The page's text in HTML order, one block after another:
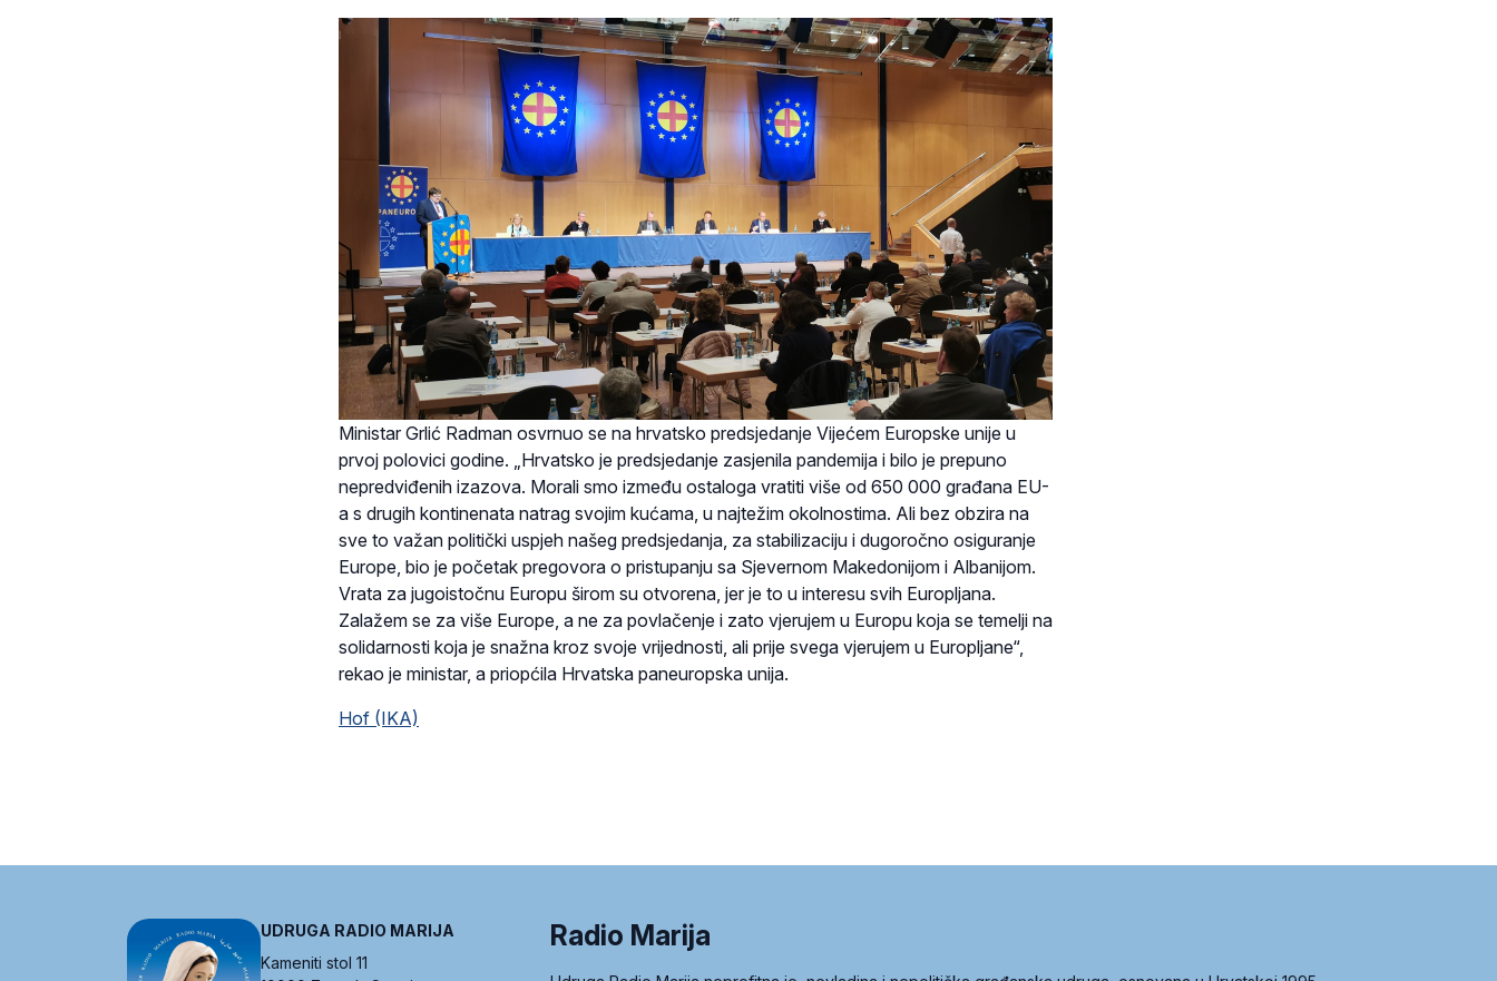
Ministar Grlić Radman osvrnuo se na hrvatsko predsjedanje Vijećem Europske unije u
prvoj polovici godine. „Hrvatsko je predsjedanje zasjenila pandemija i bilo je prepuno
nepredviđenih izazova. Morali smo između ostaloga vratiti više od 650 000 građana EU-
a s drugih kontinenata natrag svojim kućama, u najtežim okolnostima. Ali bez obzira na
sve to važan politički uspjeh našeg predsjedanja, za stabilizaciju i dugoročno osiguranje
Europe, bio je početak pregovora o pristupanju sa Sjevernom Makedonijom i Albanijom.
Vrata za jugoistočnu Europu širom su otvorena, jer je to u interesu svih Europljana.
Zalažem se za više Europe, a ne za povlačenje i zato vjerujem u Europu koja se temelji na
solidarnosti koja je snažna kroz svoje vrijednosti, ali prije svega vjerujem u Europljane“,
rekao je ministar, a priopćila Hrvatska paneuropska unija.
Hof (IKA)
UDRUGA RADIO MARIJA
Kameniti stol 11
Radio Marija